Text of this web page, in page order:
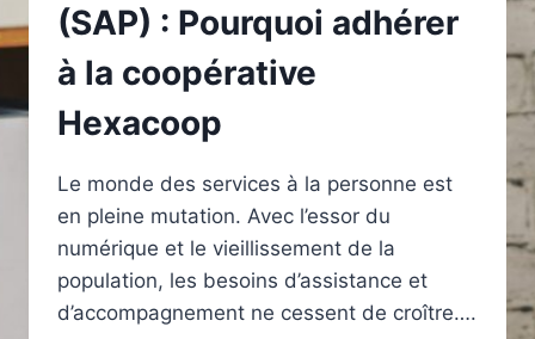
(SAP) : Pourquoi adhérer
à la coopérative
Hexacoop
Le monde des services à la personne est
en pleine mutation. Avec l’essor du
numérique et le vieillissement de la
population, les besoins d’assistance et
d’accompagnement ne cessent de croître….